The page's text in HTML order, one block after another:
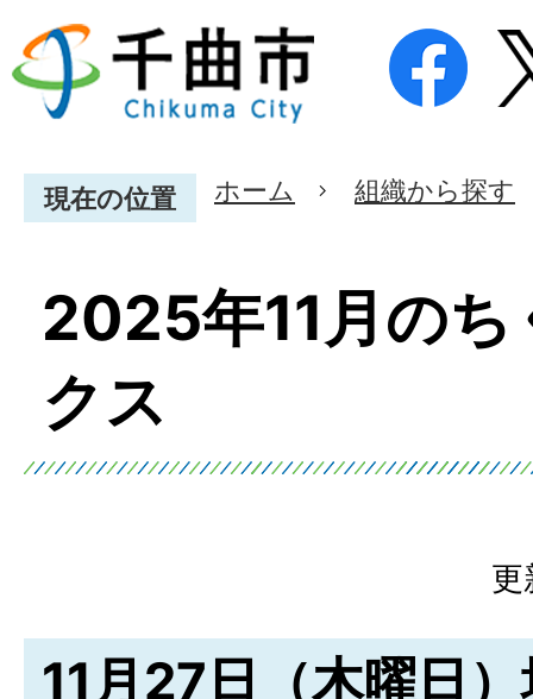
現在の位置 ホーム 組織から探す
2025年11月のち
クス
更
11月27日（木曜日